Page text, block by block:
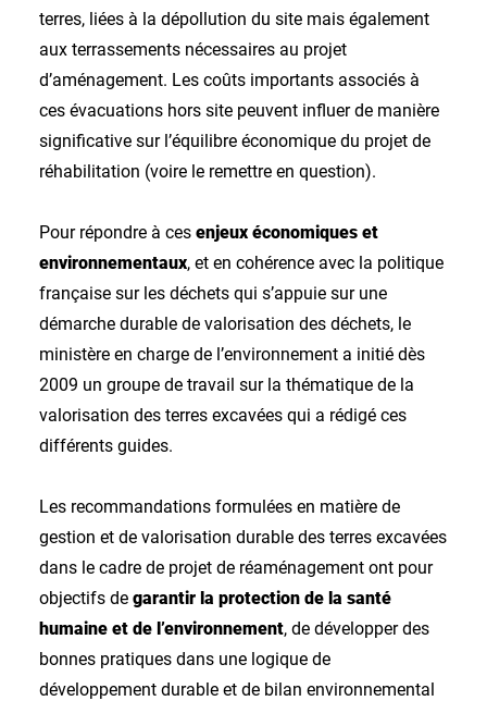
terres, liées à la dépollution du site mais également
aux terrassements nécessaires au projet
d’aménagement. Les coûts importants associés à
ces évacuations hors site peuvent influer de manière
significative sur l’équilibre économique du projet de
réhabilitation (voire le remettre en question).
Pour répondre à ces enjeux économiques et
environnementaux, et en cohérence avec la politique
française sur les déchets qui s’appuie sur une
démarche durable de valorisation des déchets, le
ministère en charge de l’environnement a initié dès
2009 un groupe de travail sur la thématique de la
valorisation des terres excavées qui a rédigé ces
différents guides.
Les recommandations formulées en matière de
gestion et de valorisation durable des terres excavées
dans le cadre de projet de réaménagement ont pour
objectifs de garantir la protection de la santé
humaine et de l’environnement, de développer des
bonnes pratiques dans une logique de
développement durable et de bilan environnemental